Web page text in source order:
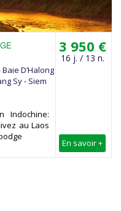
3 950 €
16 j. / 13 n.
En savoir +
D’Halong
Sy - Siem
Indochine:
au Laos